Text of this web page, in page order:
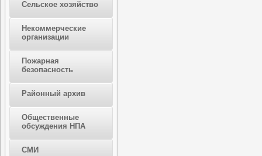
Сельское хозяйство
Некоммерческие
организации
Пожарная
безопасность
Районный архив
Общественные
обсуждения НПА
СМИ